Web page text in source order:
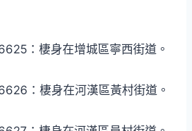
：棲身在增城區寧西街道。
：棲身在河漢區黃村街道。